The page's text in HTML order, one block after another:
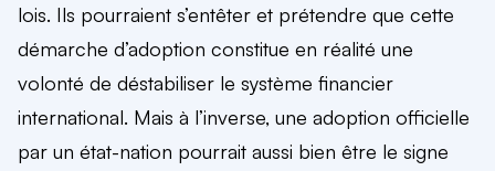
lois. Ils pourraient s’entêter et prétendre que cette
démarche d’adoption constitue en réalité une
volonté de déstabiliser le système financier
international. Mais à l’inverse, une adoption officielle
par un état-nation pourrait aussi bien être le signe